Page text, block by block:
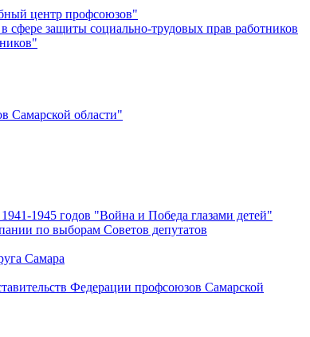
центр профсоюзов"
сфере защиты социально-трудовых прав работников
Самарской области"
1945 годов "Война и Победа глазами детей"
по выборам Советов депутатов
Самара
Федерации профсоюзов Самарской